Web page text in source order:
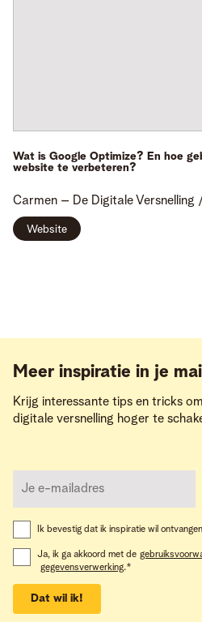
Wat is Google Optimize? En hoe
website te verbeteren?
Carmen – De Digitale Versnelling
Website
Meer inspiratie in je
Krijg interessante tips en tricks
digitale versnelling hoger te
Ik bevestig dat ik inspiratie wil
Ja, ik ga akkoord met de
gegevensverwerking.*
Dat wil ik!